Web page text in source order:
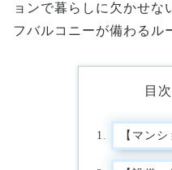
ョンで暮らしに欠かせな
フバルコニーが備わるル
目次
【マン